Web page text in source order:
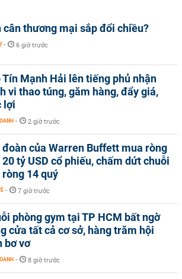
cân thương mại sắp đổi chiều?
- 6 giờ trước
Tín Mạnh Hải lên tiếng phủ nhận
vi thao túng, găm hàng, đẩy giá,
lợi
- 2 giờ trước
đoàn của Warren Buffett mua ròng
20 tỷ USD cổ phiếu, chấm dứt chuỗi
ròng 14 quý
- 7 giờ trước
phòng gym tại TP HCM bất ngờ
cửa tất cả cơ sở, hàng trăm hội
bơ vơ
- 8 giờ trước